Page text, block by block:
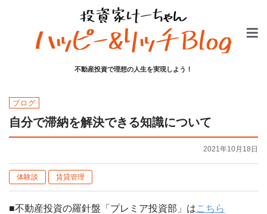
不動産投資で理想の人生を実現しよう！
ブログ
自分で滞納を解決できる知識について
2021年10月18日
体験談 賃貸管理
■不動産投資の羅針盤「プレミア投資部」はこちら